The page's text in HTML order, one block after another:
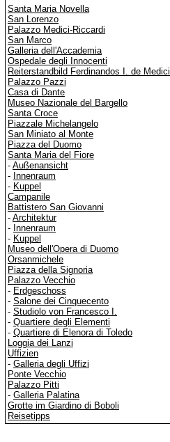
Santa Maria Novella
San Lorenzo
Palazzo Medici-Riccardi
San Marco
Galleria dell'Accademia
Ospedale degli Innocenti
Reiterstandbild Ferdinandos I. de Medici
Palazzo Pazzi
Casa di Dante
Museo Nazionale del Bargello
Santa Croce
Piazzale Michelangelo
San Miniato al Monte
Piazza del Duomo
Santa Maria del Fiore
- Außenansicht
- Innenraum
- Kuppel
Campanile
Battistero San Giovanni
- Architektur
- Innenraum
- Kuppel
Museo dell'Opera di Duomo
Orsanmichele
Piazza della Signoria
Palazzo Vecchio
- Erdgeschoss
- Salone dei Cinquecento
- Studiolo von Francesco I.
- Quartiere degli Elementi
- Quartiere di Elenora di Toledo
Loggia dei Lanzi
Uffizien
- Galleria degli Uffizi
Ponte Vecchio
Palazzo Pitti
- Galleria Palatina
Grotte im Giardino di Boboli
Reisetipps